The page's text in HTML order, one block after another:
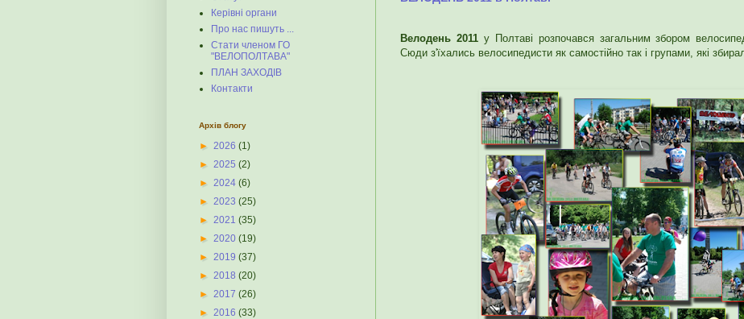
Велодень 2011у Полтаві розпочався загальним збором
Сюди з'їхались велосипедисти як самостійно так і групами, які
Керівні органи
Про нас пишуть ...
Стати членом ГО
"ВЕЛОПОЛТАВА"
ПЛАН ЗАХОДІВ
Контакти
Архів блогу
► 2026 (1)
► 2025 (2)
► 2024 (6)
► 2023 (25)
► 2021 (35)
► 2020 (19)
► 2019 (37)
► 2018 (20)
► 2017 (26)
► 2016 (33)